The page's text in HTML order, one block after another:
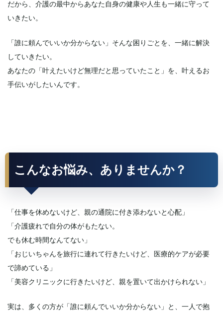
だから、介護の最中からあなた自身の健康や人生も一緒に守って
いきたい。
「誰に頼んでいいか分からない」そんな困りごとを、一緒に解決
していきたい。
あなたの「叶えたいけど無理だと思っていたこと」を、叶えるお
手伝いがしたいんです。
こんなお悩み、ありませんか？
「仕事を休めないけど、親の通院に付き添わないと心配」
「介護疲れで自分の体がもたない。
でも休む時間なんてない」
「おじいちゃんを旅行に連れて行きたいけど、医療的ケアが必要
で諦めている」
「美容クリニックに行きたいけど、親を置いて出かけられない」
実は、多くの方が「誰に頼んでいいか分からない」と、一人で抱